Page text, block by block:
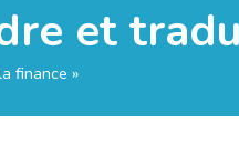
et
finance »